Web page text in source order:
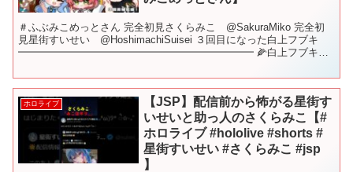
＃ふぶみこめっとさん 完全初見さくらみこ @SakuraMiko 完全初
見星街すいせい @HoshimachiSuisei ３回目になった白上フブキ
━━━━━━━━━━━━━━━━━━━━━━━ 🌽白上フブキ６
ホロライブ
【JSP】配信前から怖がる星街す
いせいと助っ人のさくらみこ【#
ホロライブ #hololive #shorts #
星街すいせい #さくらみこ #jsp
】